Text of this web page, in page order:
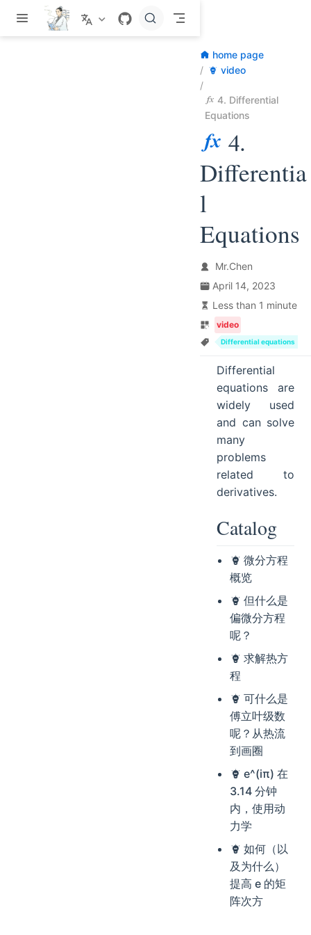
Skip to main content
home page
video
4. Differential
Equations
4.
Differentia
l
Equations
Mr.Chen
April 14, 2023
Less than 1 minute
video
Differential equations
Differential
equations are
widely used
and can solve
many
problems
related to
derivatives.
Catalog
微分方程
概览
但什么是
偏微分方程
呢？
求解热方
程
可什么是
傅立叶级数
呢？从热流
到画圈
e^(iπ) 在
3.14 分钟
内，使用动
力学
如何（以
及为什么）
提高 e 的矩
阵次方